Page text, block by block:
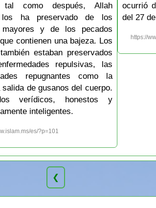
tal como después, Allah
los ha preservado de los
mayores y de los pecados
contienen una bajeza. Los
estaban preservados
repulsivas, las
repugnantes como la
salida de gusanos del cuerpo.
verídicos, honestos y
inteligentes.
es/?p=101
ocurrió
del 27
https://
❮